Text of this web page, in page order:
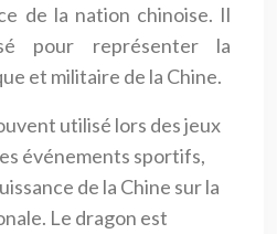
de la nation chinoise. Il
pour représenter la
et militaire de la Chine.
utilisé lors des jeux
événements sportifs,
de la Chine sur la
Le dragon est